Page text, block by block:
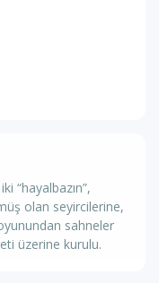
“hayalbazın”,
olan seyircilerine,
sahneler
üzerine kurulu.